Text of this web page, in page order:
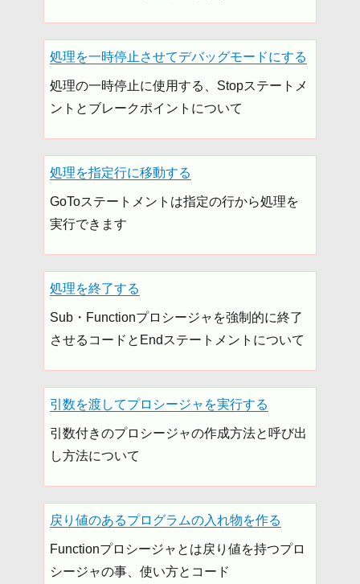
処理を一時停止させてデバッグモードにする
処理の一時停止に使用する、Stopステートメ
ントとブレークポイントについて
処理を指定行に移動する
GoToステートメントは指定の行から処理を
実行できます
処理を終了する
Sub・Functionプロシージャを強制的に終了
させるコードとEndステートメントについて
引数を渡してプロシージャを実行する
引数付きのプロシージャの作成方法と呼び出
し方法について
戻り値のあるプログラムの入れ物を作る
Functionプロシージャとは戻り値を持つプロ
シージャの事、使い方とコード